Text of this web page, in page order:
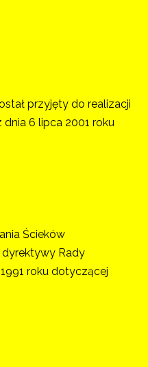
przyjęty do realizacji
6 lipca 2001 roku
Ścieków
dyrektywy Rady
roku dotyczącej